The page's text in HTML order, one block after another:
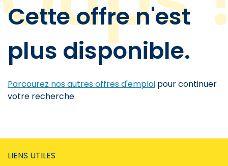
Cette offre n'est
plus disponible.
Parcourez nos autres offres d'emploi pour continuer
votre recherche.
LIENS UTILES